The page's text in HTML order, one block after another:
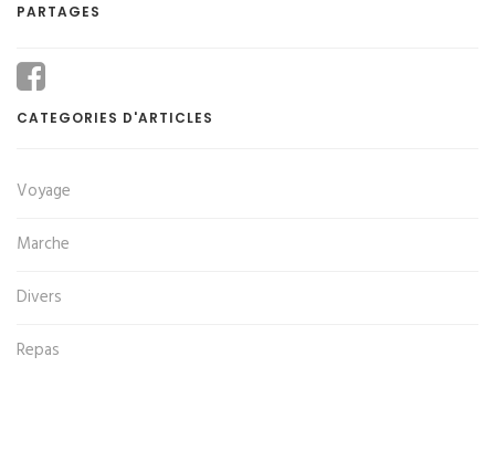
PARTAGES
CATEGORIES D'ARTICLES
Voyage
Marche
Divers
Repas